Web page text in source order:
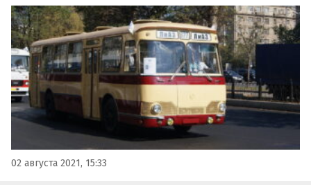
этого следует, что на долю техники 1987 года
производства и старше приходится лишь 5% автопарка
страны…
02 августа 2021, 15:33